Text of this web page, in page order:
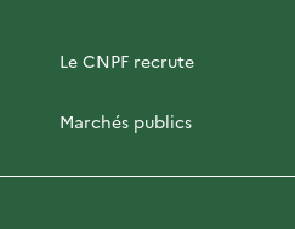
Le CNPF recrute
Marchés publics
Briefly in English